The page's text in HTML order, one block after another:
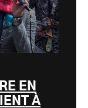
EN
À